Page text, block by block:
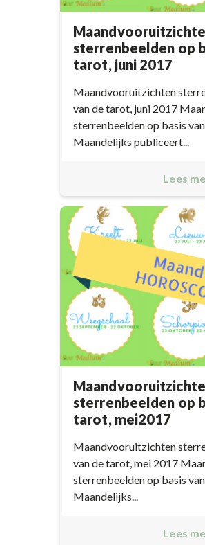
sterrenbeelden op
tarot, juni 2017
Maandvooruitzichten
van de tarot, juni 2017
sterrenbeelden op basis
Maandelijks publiceert...
Lees
sterrenbeelden op
tarot, mei2017
Maandvooruitzichten
van de tarot, mei 2017
sterrenbeelden op basis
Maandelijks...
Lees